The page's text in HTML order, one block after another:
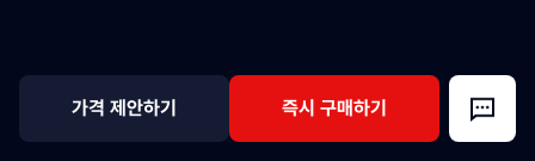
가격 제안하기 즉시 구매하기